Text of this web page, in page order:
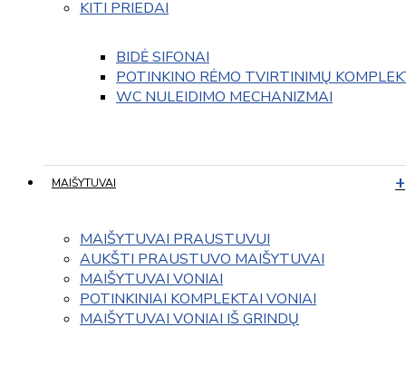
KITI PRIEDAI
BIDĖ SIFONAI
POTINKINO RĖMO TVIRTINIMŲ
WC NULEIDIMO MECHANIZMAI
MAIŠYTUVAI
MAIŠYTUVAI PRAUSTUVUI
AUKŠTI PRAUSTUVO MAIŠYTUVAI
MAIŠYTUVAI VONIAI
POTINKINIAI KOMPLEKTAI VONIAI
MAIŠYTUVAI VONIAI IŠ GRINDŲ